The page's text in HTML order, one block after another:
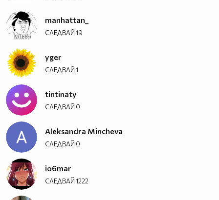
manhattan_
СЛЕДВАЙ19
yger
СЛЕДВАЙ1
tintinaty
СЛЕДВАЙ 0
Aleksandra Mincheva
СЛЕДВАЙ 0
io6mar
СЛЕДВАЙ1222